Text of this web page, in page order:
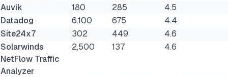
Auvik
180 285
4.5
Datadog
6.100 675
4.4
Site24x7
302 449
4.6
Solarwinds
NetFlow Traffic
Analyzer
2,500 137 4.6